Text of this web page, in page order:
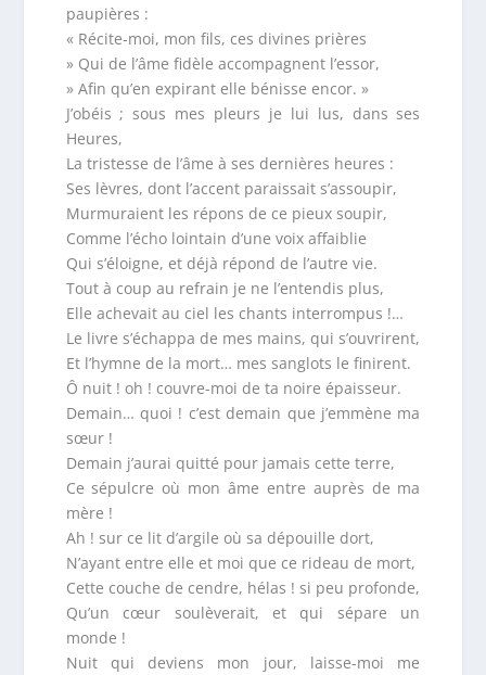
paupières :
« Récite-moi, mon fils, ces divines prières
» Qui de l’âme fidèle accompagnent l’essor,
» Afin qu’en expirant elle bénisse encor. »
J’obéis ; sous mes pleurs je lui lus, dans ses
Heures,
La tristesse de l’âme à ses dernières heures :
Ses lèvres, dont l’accent paraissait s’assoupir,
Murmuraient les répons de ce pieux soupir,
Comme l’écho lointain d’une voix affaiblie
Qui s’éloigne, et déjà répond de l’autre vie.
Tout à coup au refrain je ne l’entendis plus,
Elle achevait au ciel les chants interrompus !…
Le livre s’échappa de mes mains, qui s’ouvrirent,
Et l’hymne de la mort… mes sanglots le finirent.
Ô nuit ! oh ! couvre-moi de ta noire épaisseur.
Demain… quoi ! c’est demain que j’emmène ma
sœur !
Demain j’aurai quitté pour jamais cette terre,
Ce sépulcre où mon âme entre auprès de ma
mère !
Ah ! sur ce lit d’argile où sa dépouille dort,
N’ayant entre elle et moi que ce rideau de mort,
Cette couche de cendre, hélas ! si peu profonde,
Qu’un cœur soulèverait, et qui sépare un
monde !
Nuit qui deviens mon jour, laisse-moi me